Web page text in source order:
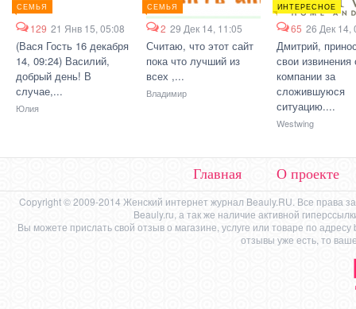
СЕМЬЯ
129 21 Янв 15, 05:08
(Вася Гость 16 декабря
14, 09:24) Василий,
добрый день! В
случае,...
Юлия
СЕМЬЯ
2 29 Дек 14, 11:05
Считаю, что этот сайт
пока что лучший из
всех ,...
Владимир
ИНТЕРЕСНОЕ
65 26 Дек 14,
Дмитрий,
свои извинения
компании за
сложившуюся
ситуацию....
Westwing
Главная О проекте
Copyright © 2009-2014 Женский интернет журнал Beauly.RU. Все права
Beauly.ru, а так же наличие активной
Вы можете прислать свой отзыв о магазине, услуге или товаре по адресу
отзывы уже есть, то